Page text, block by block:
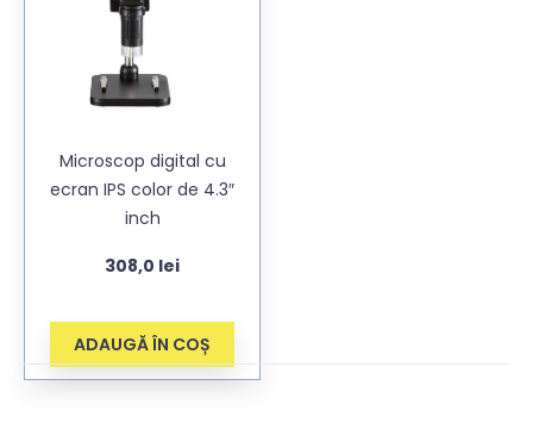
Microscop digital cu
ecran IPS color de 4.3″
inch
308,0 lei
ADAUGĂ ÎN COȘ